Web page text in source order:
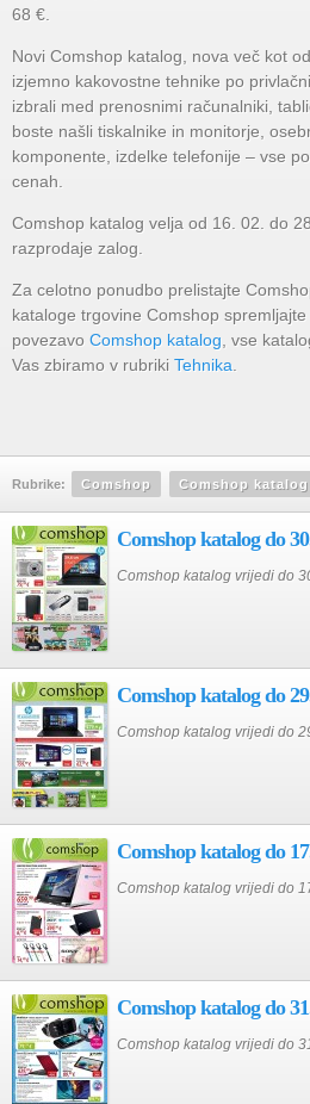
68 €.
Novi Comshop katalog, nova več kot
izjemno kakovostne tehnike po
izbrali med prenosnimi računalniki,
boste našli tiskalnike in monitorje,
komponente, izdelke telefonije – vse
cenah.
Comshop katalog velja od 16. 02. do
razprodaje zalog.
Za celotno ponudbo prelistajte
kataloge trgovine Comshop
povezavo Comshop katalog , vse
Vas zbiramo v rubriki Tehnika
Rubrike: Comshop Comshop katalog
Comshop katalog do
Comshop katalog vrijedi do
Comshop katalog do
Comshop katalog vrijedi do
Comshop katalog do
Comshop katalog vrijedi do
Comshop katalog do
Comshop katalog vrijedi do